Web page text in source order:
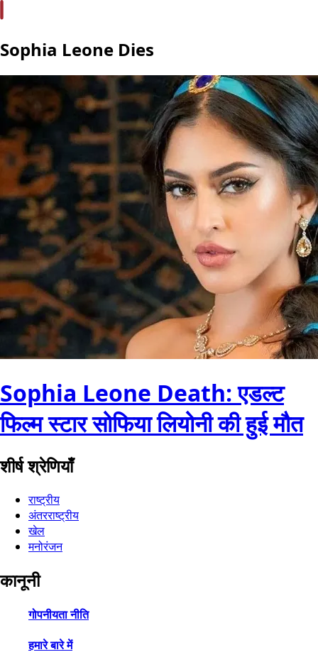
Sophia Leone Dies
Sophia Leone Death: एडल्ट
फिल्म स्टार सोफिया लियोनी की हुई मौत
शीर्ष श्रेणियाँ
राष्ट्रीय
अंतरराष्ट्रीय
खेल
मनोरंजन
कानूनी
गोपनीयता नीति
हमारे बारे में